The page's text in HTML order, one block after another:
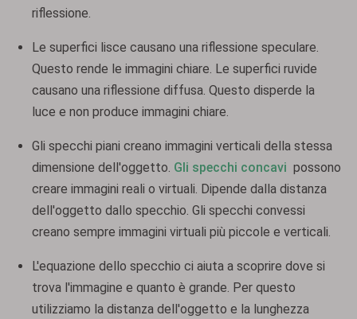
riflessione.
Le superfici lisce causano una riflessione speculare.
Questo rende le immagini chiare. Le superfici ruvide
causano una riflessione diffusa. Questo disperde la
luce e non produce immagini chiare.
Gli specchi piani creano immagini verticali della stessa
dimensione dell'oggetto. Gli specchi concavi possono
creare immagini reali o virtuali. Dipende dalla distanza
dell'oggetto dallo specchio. Gli specchi convessi
creano sempre immagini virtuali più piccole e verticali.
L'equazione dello specchio ci aiuta a scoprire dove si
trova l'immagine e quanto è grande. Per questo
utilizziamo la distanza dell'oggetto e la lunghezza